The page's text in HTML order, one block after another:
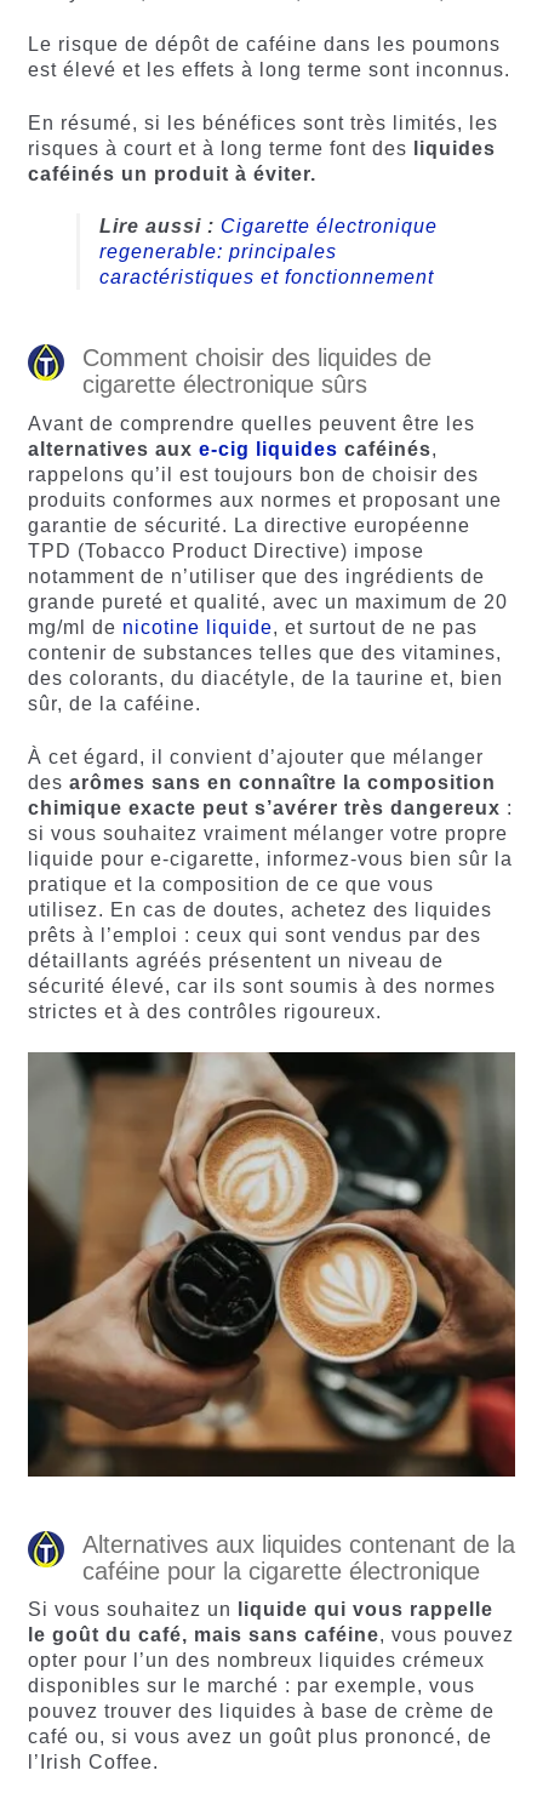
Le risque de dépôt de caféine dans les poumons
est élevé et les effets à long terme sont inconnus.
En résumé, si les bénéfices sont très limités, les
risques à court et à long terme font des
liquides
caféinés un produit à éviter.
Lire aussi : Cigarette électronique
regenerable: principales
caractéristiques et fonctionnement
Comment choisir des liquides de
cigarette électronique sûrs
Avant de comprendre quelles peuvent être les
alternatives aux e-cig liquides caféinés,
rappelons qu’il est toujours bon de choisir des
produits conformes aux normes et proposant une
garantie de sécurité. La directive européenne
TPD (Tobacco Product Directive) impose
notamment de n’utiliser que des ingrédients de
grande pureté et qualité, avec un maximum de 20
mg/ml de nicotine liquide, et surtout de ne pas
contenir de substances telles que des vitamines,
des colorants, du diacétyle, de la taurine et, bien
sûr, de la caféine.
À cet égard, il convient d’ajouter que mélanger
des arômes sans en connaître la composition
chimique exacte peut s’avérer très dangereux :
si vous souhaitez vraiment mélanger votre propre
liquide pour e-cigarette, informez-vous bien sûr la
pratique et la composition de ce que vous
utilisez. En cas de doutes, achetez des liquides
prêts à l’emploi : ceux qui sont vendus par des
détaillants agréés présentent un niveau de
sécurité élevé, car ils sont soumis à des normes
strictes et à des contrôles rigoureux.
Alternatives aux liquides contenant de la
caféine pour la cigarette électronique
Si vous souhaitez un
liquide qui vous rappelle
le goût du café, mais sans caféine, vous pouvez
opter pour l’un des nombreux liquides crémeux
disponibles sur le marché : par exemple, vous
pouvez trouver des liquides à base de crème de
café ou, si vous avez un goût plus prononcé, de
l’Irish Coffee.